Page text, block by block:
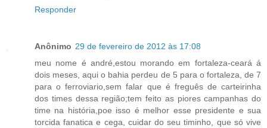
Responder
Anônimo 29 de fevereiro de 2012 às 17:08
meu nome é andré,estou morando em fortaleza-ceará á
dois meses, aqui o bahia perdeu de 5 para o fortaleza, de 7
para o ferroviario,sem falar que é freguês de carteirinha
dos times dessa região;tem feito as piores campanhas do
time na história,poe isso é melhor esse presidente e sua
torcida fanatica e cega, cuidar do seu timinho, que só vive